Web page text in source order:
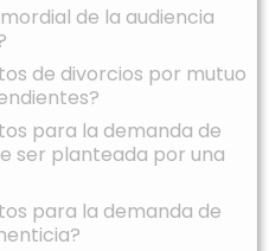
de la audiencia
de divorcios por mutuo
para la demanda de
ser planteada por una
para la demanda de